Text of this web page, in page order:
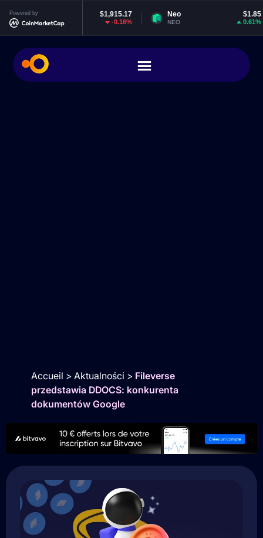
Powered by Neo
NEO
Accueil > Aktualności > Fileverse
przedstawia DDOCS: konkurenta
dokumentów Google